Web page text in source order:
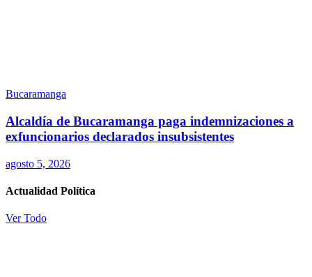
Bucaramanga
Alcaldía de Bucaramanga paga indemnizaciones a
exfuncionarios declarados insubsistentes
agosto 5, 2026
Actualidad Política
Ver Todo